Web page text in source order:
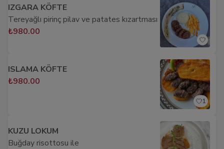
IZGARA KÖFTE
Tereyağlı pirinç pilav ve patates kızartması
₺980.00
ISLAMA KÖFTE
₺980.00
1
KUZU LOKUM
Buğday risottosu ile